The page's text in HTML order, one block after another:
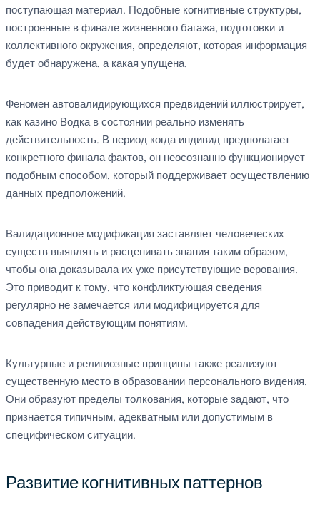
поступающая материал. Подобные когнитивные структуры,
построенные в финале жизненного багажа, подготовки и
коллективного окружения, определяют, которая информация
будет обнаружена, а какая упущена.
Феномен автовалидирующихся предвидений иллюстрирует,
как казино Водка в состоянии реально изменять
действительность. В период когда индивид предполагает
конкретного финала фактов, он неосознанно функционирует
подобным способом, который поддерживает осуществлению
данных предположений.
Валидационное модификация заставляет человеческих
существ выявлять и расценивать знания таким образом,
чтобы она доказывала их уже присутствующие верования.
Это приводит к тому, что конфликтующая сведения
регулярно не замечается или модифицируется для
совпадения действующим понятиям.
Культурные и религиозные принципы также реализуют
существенную место в образовании персонального видения.
Они образуют пределы толкования, которые задают, что
признается типичным, адекватным или допустимым в
специфическом ситуации.
Развитие когнитивных паттернов